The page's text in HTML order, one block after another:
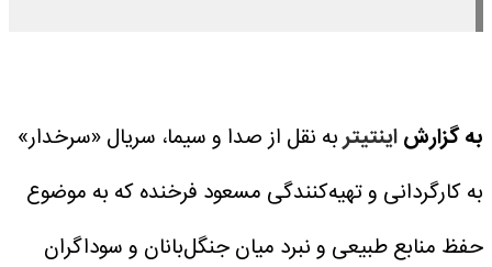
به گزارشاینتیتربه نقل از صدا و سیما، سریال «سرخدار»
به کارگردانی و تهیه‌کنندگی مسعود فرخنده که به موضوع
حفظ منابع طبیعی و نبرد میان جنگل‌بانان و سوداگران